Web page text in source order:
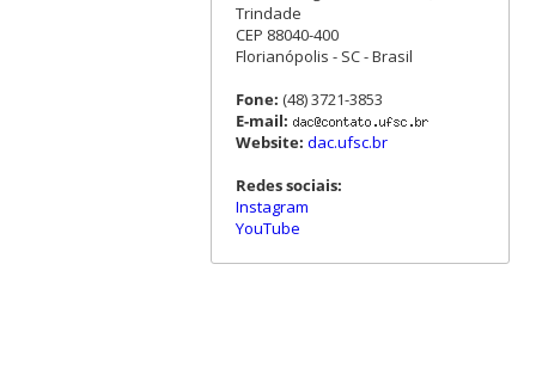
Trindade
CEP 88040-400
Florianópolis - SC - Brasil
Fone: (48) 3721-3853
E-mail:
Website: dac.ufsc.br
Redes sociais:
Instagram
YouTube